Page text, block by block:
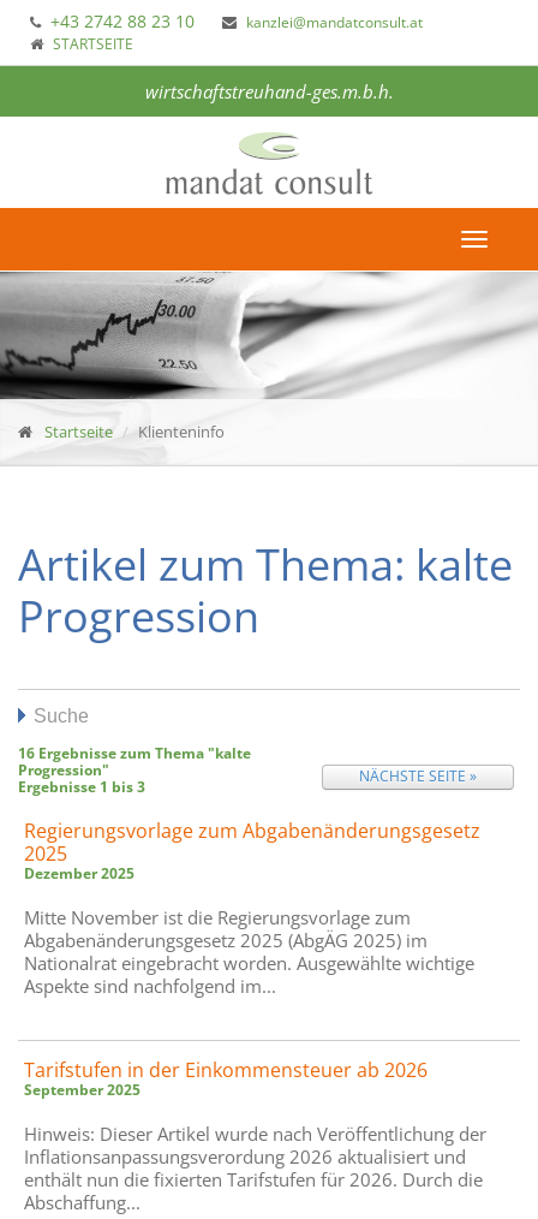
+43 2742 88 23 10
kanzlei@mandatconsult.at
STARTSEITE
wirtschaftstreuhand-ges.m.b.h.
Toggle
Startseite Klienteninfo
Artikel zum Thema: kalte
Progression
Suche
16 Ergebnisse zum Thema"kalte
Progression"
Ergebnisse 1 bis3
NÄCHSTE SEITE »
Regierungsvorlage zum Abgaben­änderungs­gesetz
2025
Dezember 2025
Mitte November ist die Regierungsvorlage zum
Abgabenänderungsgesetz 2025 (AbgÄG 2025) im
Nationalrat eingebracht worden. Ausgewählte wichtige
Aspekte sind nachfolgend im...
Tarifstufen in der Einkommensteuer ab 2026
September 2025
Hinweis: Dieser Artikel wurde nach Veröffentlichung der
Inflationsanpassungsverordung 2026 aktualisiert und
enthält nun die fixierten Tarifstufen für 2026. Durch die
Abschaffung...